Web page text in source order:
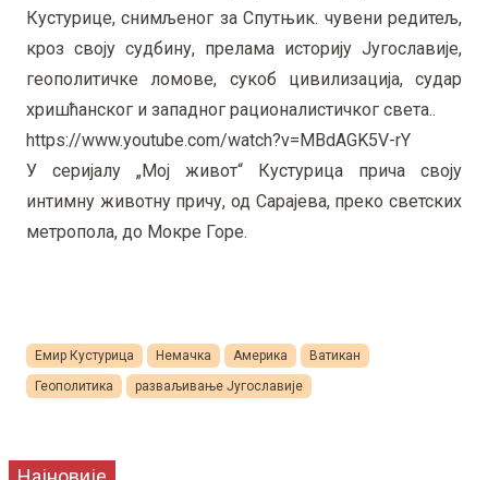
Кустурице, снимљеног за Спутњик. чувени редитељ,
кроз своју судбину, прелама историју Југославије,
геополитичке ломове, сукоб цивилизација, судар
хришћанског и западног рационалистичког света..
https://www.youtube.com/watch?v=MBdAGK5V-rY
У серијалу „Мој живот“ Кустурица прича своју
интимну животну причу, од Сарајева, преко светских
метропола, до Мокре Горе.
Емир Кустурица Немачка Америка
Ватикан
Геополитика
разваљивање Југославије